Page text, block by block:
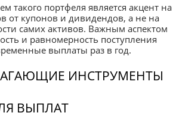
такого портфеля является акцент на
от купонов и дивидендов, а не на
самих активов. Важным аспектом
и равномерность поступления
выплаты раз в год.
ИНСТРУМЕНТЫ
ВЫПЛАТ